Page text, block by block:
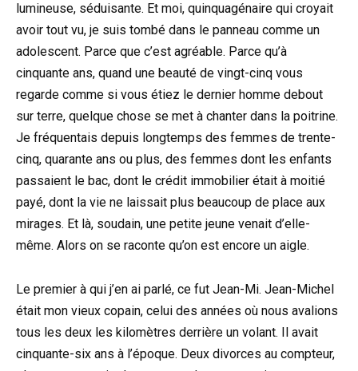
lumineuse, séduisante. Et moi, quinquagénaire qui croyait
avoir tout vu, je suis tombé dans le panneau comme un
adolescent. Parce que c’est agréable. Parce qu’à
cinquante ans, quand une beauté de vingt-cinq vous
regarde comme si vous étiez le dernier homme debout
sur terre, quelque chose se met à chanter dans la poitrine.
Je fréquentais depuis longtemps des femmes de trente-
cinq, quarante ans ou plus, des femmes dont les enfants
passaient le bac, dont le crédit immobilier était à moitié
payé, dont la vie ne laissait plus beaucoup de place aux
mirages. Et là, soudain, une petite jeune venait d’elle-
même. Alors on se raconte qu’on est encore un aigle.
Le premier à qui j’en ai parlé, ce fut Jean-Mi. Jean-Michel
était mon vieux copain, celui des années où nous avalions
tous les deux les kilomètres derrière un volant. Il avait
cinquante-six ans à l’époque. Deux divorces au compteur,